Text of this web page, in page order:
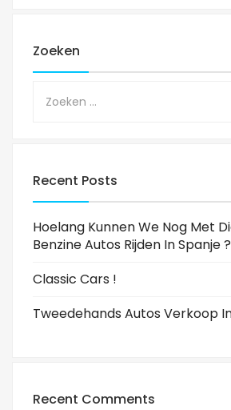
Zoeken
Recent Posts
Hoelang Kunnen We Nog Met
Benzine Autos Rijden In Spanje ?
Classic Cars !
Tweedehands Autos Verkoop
Recent Comments